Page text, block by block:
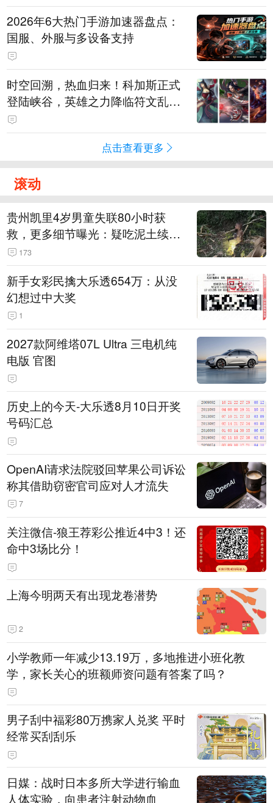
2026年6大热门手游加速器盘点：
国服、外服与多设备支持
时空回溯，热血归来！科加斯正式
登陆峡谷，英雄之力降临符文乱
斗！
点击查看更多
滚动
贵州凯里4岁男童失联80小时获
救，更多细节曝光：疑吃泥土续
命，搜救至20米附近错过多找3天
173
新手女彩民擒大乐透654万：从没
幻想过中大奖
1
2027款阿维塔07L Ultra 三电机纯
电版 官图
历史上的今天-大乐透8月10日开奖
号码汇总
OpenAI请求法院驳回苹果公司诉讼
称其借助窃密官司应对人才流失
7
关注微信-狼王荐彩公推近4中3！还
命中3场比分！
上海今明两天有出现龙卷潜势
2
小学教师一年减少13.19万，多地推进小班化教
学，家长关心的班额师资问题有答案了吗？
男子刮中福彩80万携家人兑奖 平时
经常买刮刮乐
日媒：战时日本多所大学进行输血
人体实验，向患者注射动物血